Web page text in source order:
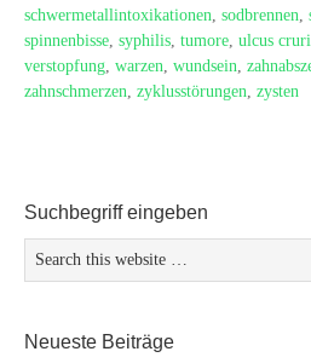
schwermetallintoxikationen, sodbrennen,
spinnenbisse, syphilis, tumore, ulcus
verstopfung, warzen, wundsein,
zahnschmerzen, zyklusstörungen, zysten
Suchbegriff eingeben
Neueste Beiträge